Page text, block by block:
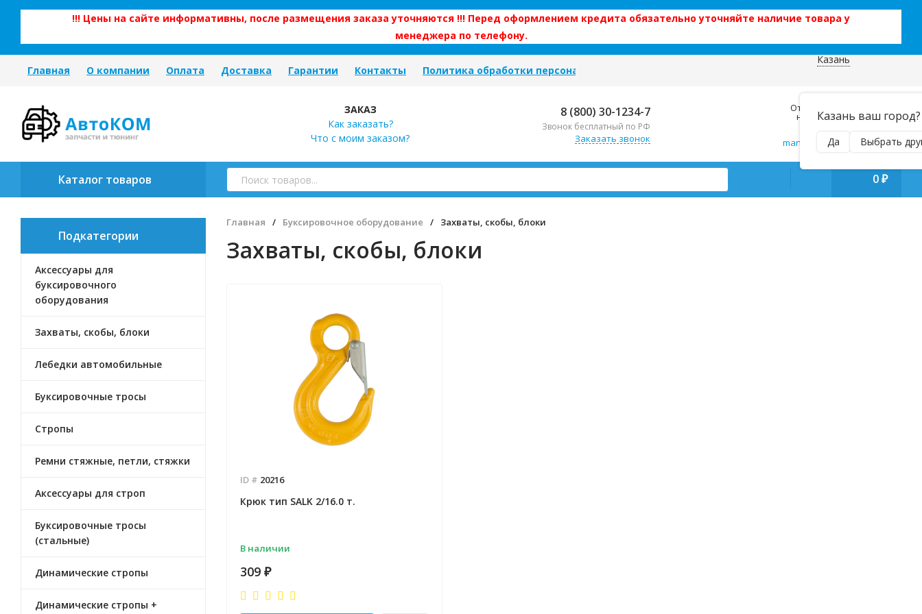
!!! Цены на сайте информативны, после размещения заказа уточняются !!! Перед оформлением кредита обязательно уточняйте наличие товара у
менеджера по телефону.
Главная О компании Оплата Доставка Гарантии Контакты Политика обработки персональных данных
Казань
Казань ваш город?
Да Выбрать
ЗАКАЗ
Как заказать?
Что с моим заказом?
8 (800) 30-1234-7
Звонок бесплатный по РФ
Заказать звонок
Отправляем почтой и ТК,
наложенным платежом!
Пн–Вс 9:00–21:00
manager@regiontehsnab.ru
Каталог товаров 0 ₽
Подкатегории
Аксессуары для
буксировочного
оборудования
Захваты, скобы, блоки
Лебедки автомобильные
Буксировочные тросы
Стропы
Ремни стяжные, петли, стяжки
Аксессуары для строп
Буксировочные тросы
(стальные)
Динамические стропы
Динамические стропы +
Главная / Буксировочное оборудование / Захваты, скобы, блоки
Захваты, скобы, блоки
ID # 20216
Крюк тип SALK 2/16.0 т.
В наличии
309 ₽